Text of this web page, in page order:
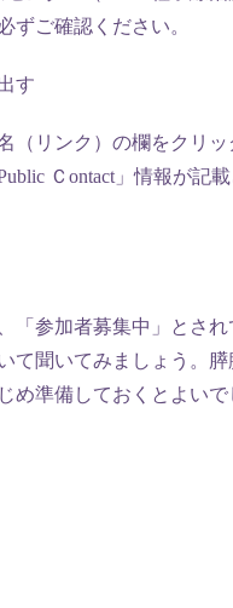
ずご確認ください。
す
リンク）の欄をクリ
Ｃontact」情報が記
「参加者募集中」とさ
て聞いてみましょう。
準備しておくとよいで